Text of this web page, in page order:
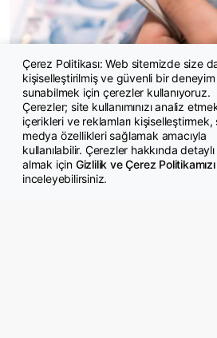
Asgari ücrette Avrupa ile Türkiye
Çerez Politikası: Web sitemizde size
kişiselleştirilmiş ve güvenli bir deneyim
sunabilmek için çerezler kullanıyoruz.
Çerezler; site kullanımınızı analiz
içerikleri ve reklamları kişiselleştirmek,
medya özellikleri sağlamak amacıyla
kullanılabilir. Çerezler hakkında
almak için Gizlilik ve Çerez Politikamızı
inceleyebilirsiniz.